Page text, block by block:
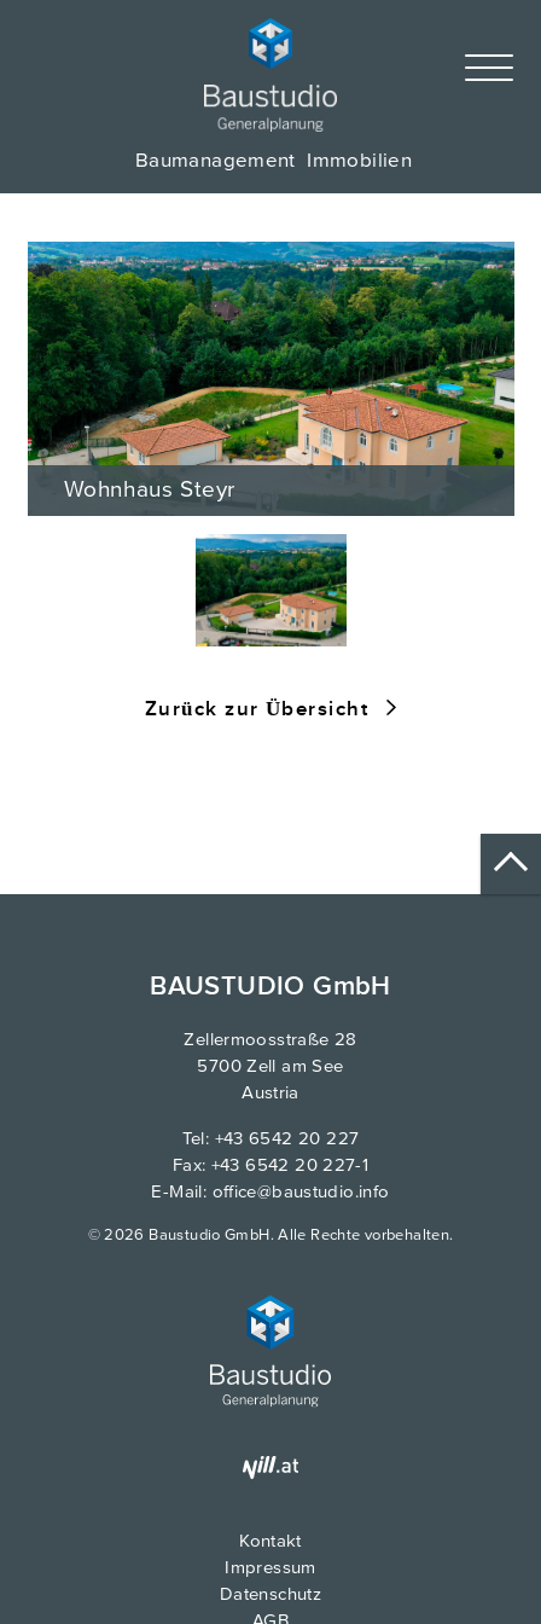
Baumanagement Immobilien
Wohnhaus Steyr
Zurück zur Übersicht
BAUSTUDIO GmbH
Zellermoosstraße 28
5700 Zell am See
Austria
Tel: +43 6542 20 227
Fax: +43 6542 20 227-1
E-Mail: office@baustudio.info
© 2026 Baustudio GmbH. Alle Rechte vorbehalten.
Kontakt
Impressum
Datenschutz